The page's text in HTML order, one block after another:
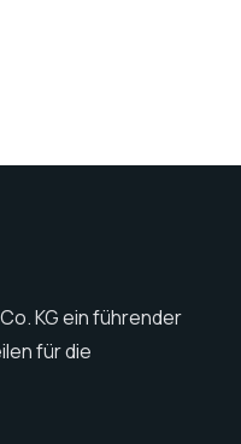
KG ein führender
für die